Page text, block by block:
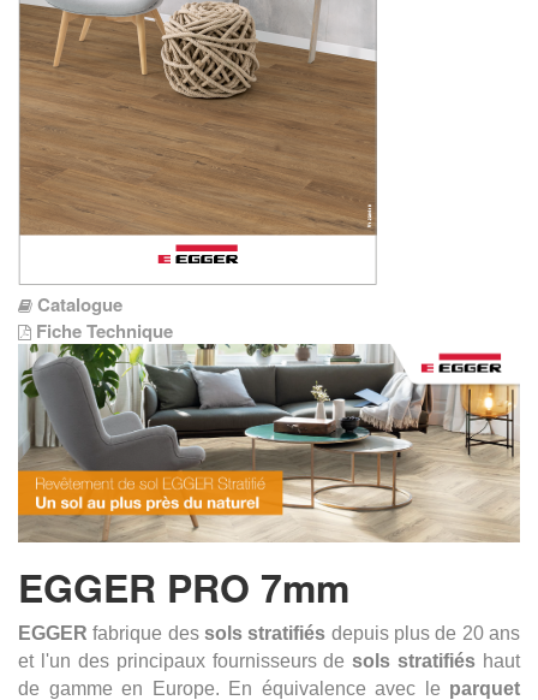
Catalogue
Fiche Technique
EGGER PRO 7mm
EGGER fabrique des sols stratifiés depuis plus de 20 ans
et l'un des principaux fournisseurs desols stratifiés haut
de gamme en Europe.
En équivalence avec le parquet